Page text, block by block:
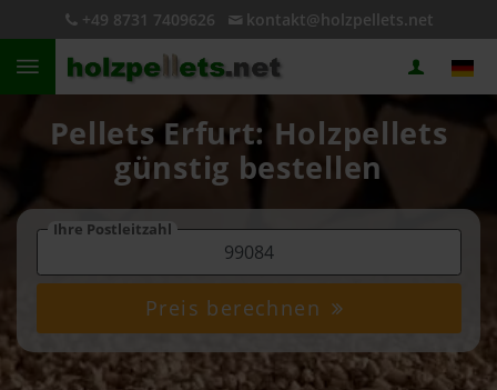
+49 8731 7409626 kontakt@holzpellets.net
Pellets Erfurt: Holzpellets
günstig bestellen
Ihre Postleitzahl
Preis berechnen